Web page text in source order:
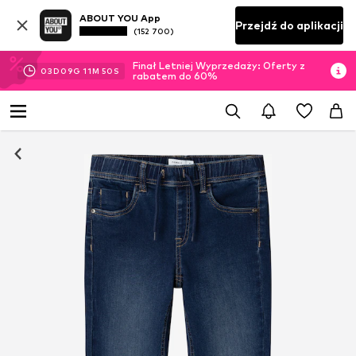
ABOUT YOU App
(152 700) Przejdź do aplikacji
03D 09G 11M 49 S
Finał Letniej Wyprzedaży: Oferty z
rabatem do 60%